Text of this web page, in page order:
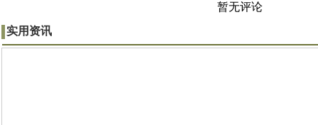
暂无评论
实用资讯